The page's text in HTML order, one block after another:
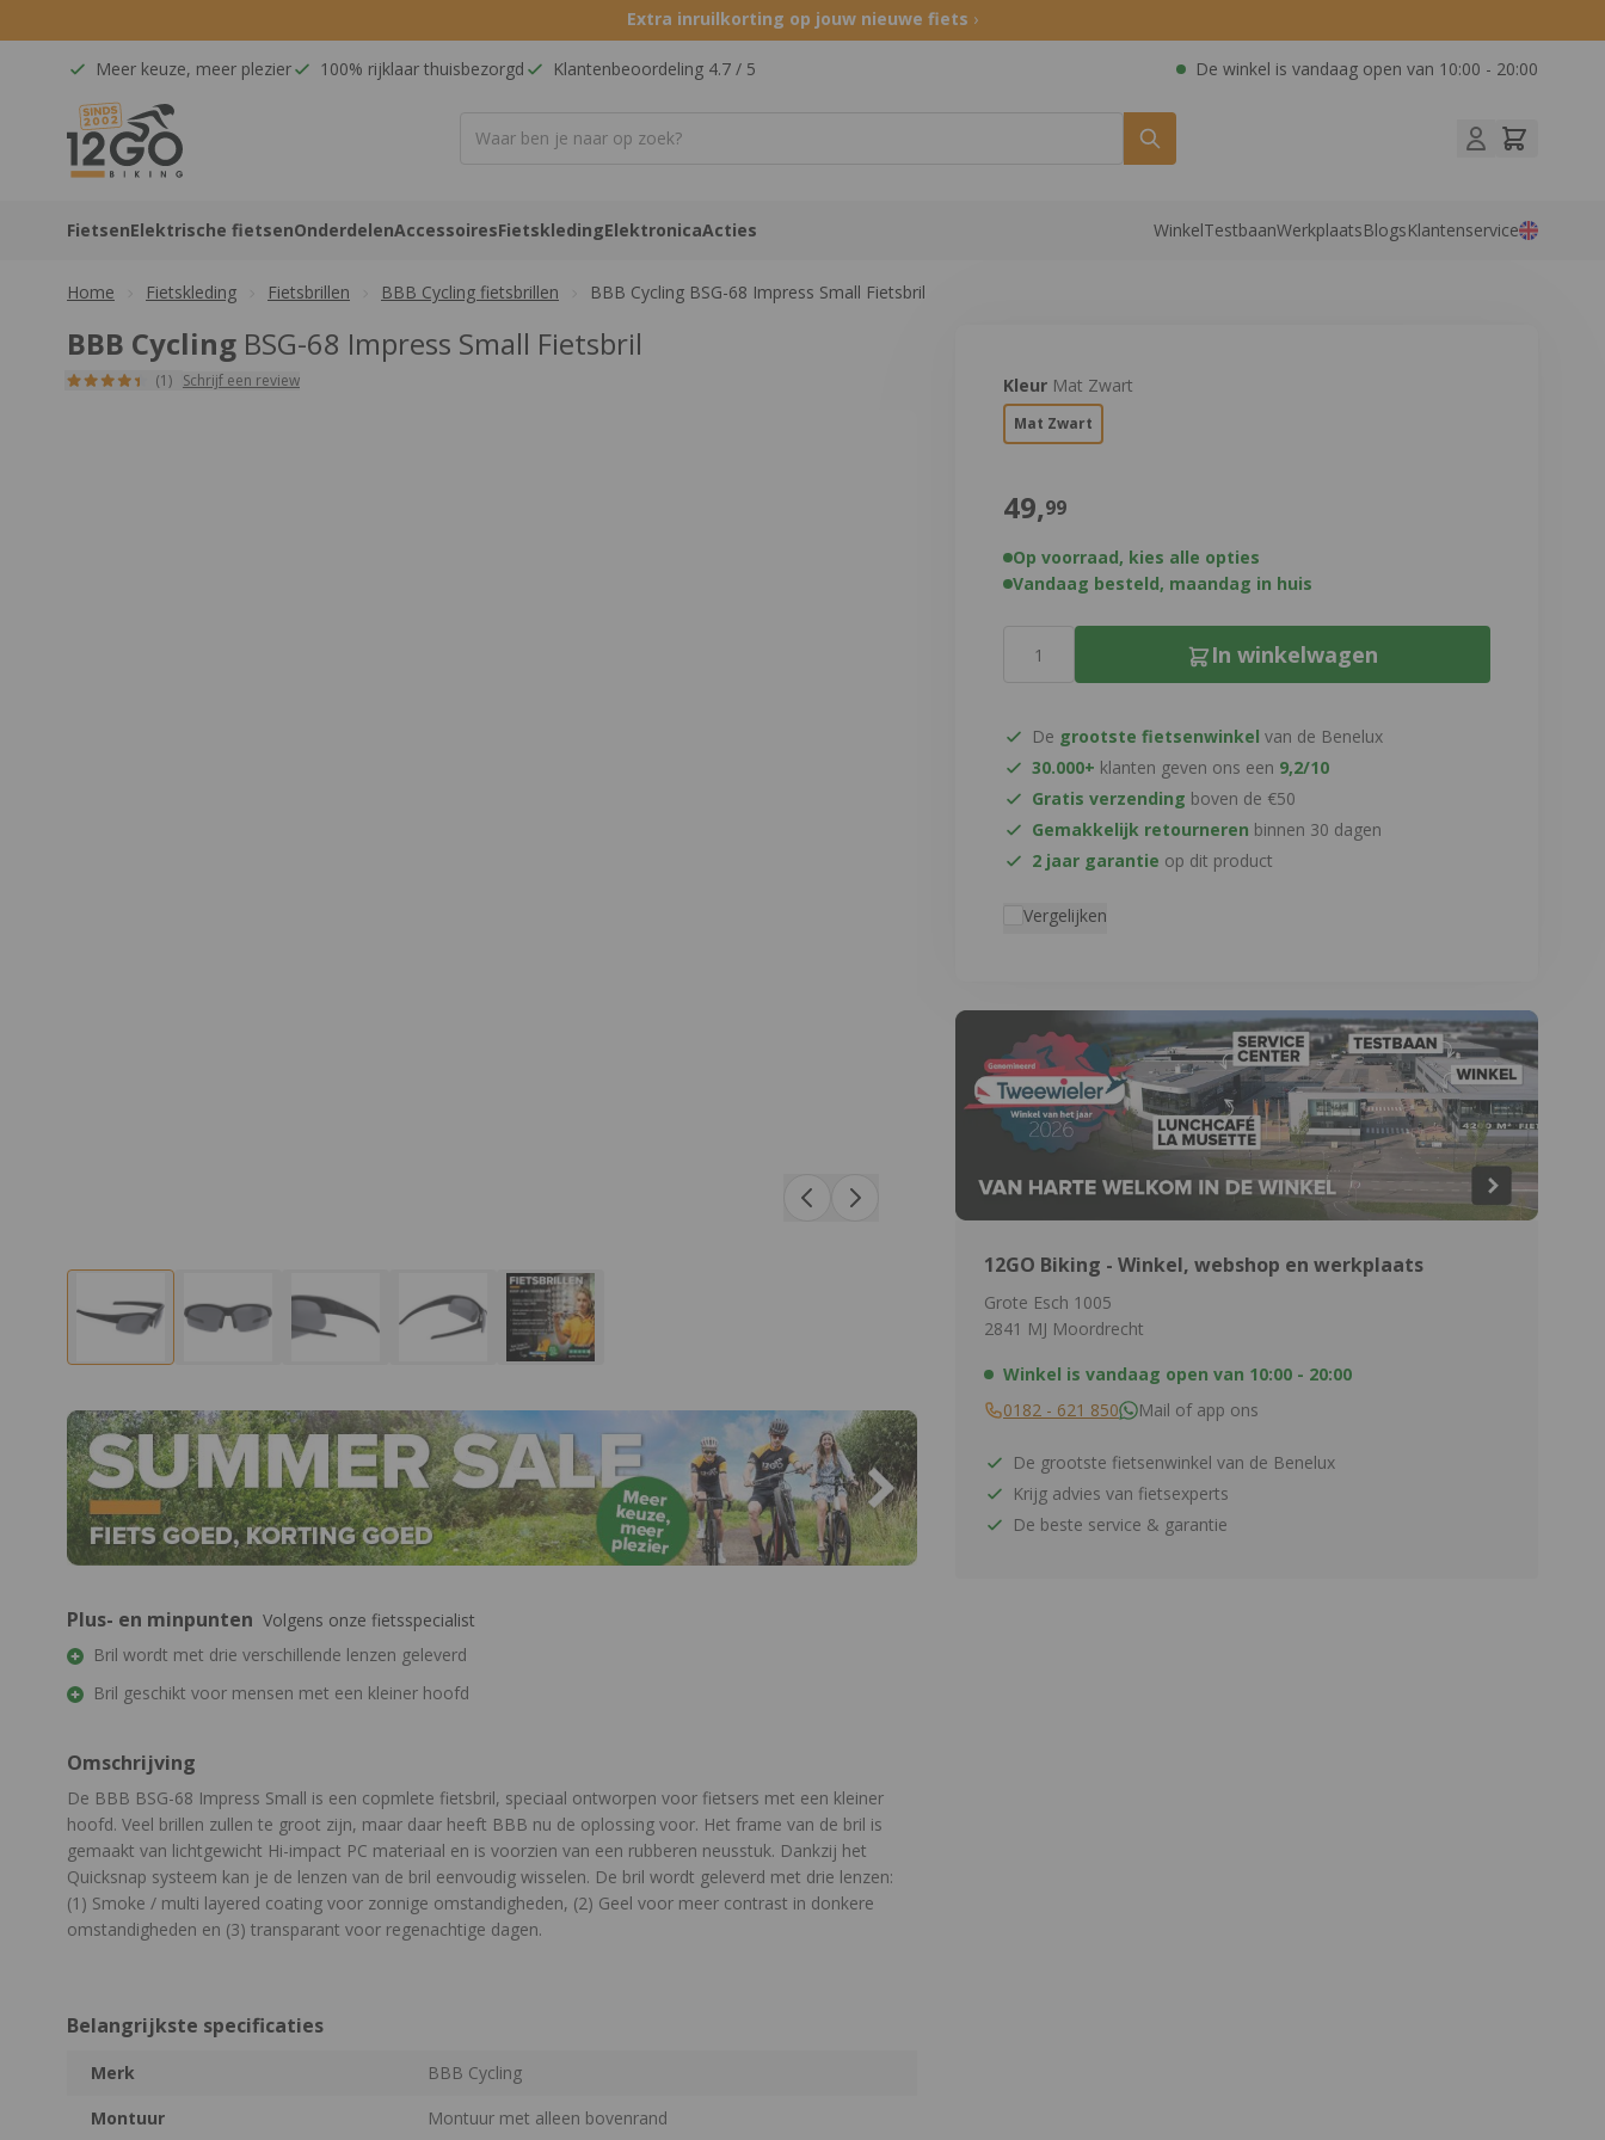
Extra inruilkorting op jouw nieuwe fiets ›
Meer keuze, meer plezier 100% rijklaar thuisbezorgd Klantenbeoordeling 4.7 / 5 De winkel is vandaag open van 10:00 - 20:00
12GO Biking
FietsenElektrische fietsenOnderdelenAccessoiresFietskledingElektronicaActies WinkelTestbaanWerkplaatsBlogsKlantenservice
Home Fietskleding Fietsbrillen BBB Cycling fietsbrillen BBB Cycling BSG-68 Impress Small Fietsbril
Product Opties:
Kleur Mat Zwart
Mat Zwart
€
49,99
Op voorraad, kies alle opties
Vandaag besteld, maandag in huis
In winkelwagen
De grootste fietsenwinkel van de Benelux
30.000+ klanten geven ons een 9,2/10
Gratis verzending boven de €50
Gemakkelijk retourneren binnen 30 dagen
2 jaar garantie op dit product
Vergelijken
12GO Biking - Winkel, webshop en werkplaats
Grote Esch 1005
2841 MJ Moordrecht
Winkel is vandaag open van 10:00 - 20:00
0182 - 621 850
Mail of app ons
De grootste fietsenwinkel van de Benelux
Krijg advies van fietsexperts
De beste service & garantie
BBB Cycling BSG-68 Impress Small Fietsbril
(1) Schrijf een review
Plus- en minpunten Volgens onze fietsspecialist
Bril wordt met drie verschillende lenzen geleverd
Bril geschikt voor mensen met een kleiner hoofd
Omschrijving
De BBB BSG-68 Impress Small is een copmlete fietsbril, speciaal ontworpen voor fietsers met een kleiner
hoofd. Veel brillen zullen te groot zijn, maar daar heeft BBB nu de oplossing voor. Het frame van de bril is
gemaakt van lichtgewicht Hi-impact PC materiaal en is voorzien van een rubberen neusstuk. Dankzij het
Quicksnap systeem kan je de lenzen van de bril eenvoudig wisselen. De bril wordt geleverd met drie lenzen:
(1) Smoke / multi layered coating voor zonnige omstandigheden, (2) Geel voor meer contrast in donkere
omstandigheden en (3) transparant voor regenachtige dagen.
Belangrijkste specificaties
Merk
BBB Cycling
Montuur
Montuur met alleen bovenrand